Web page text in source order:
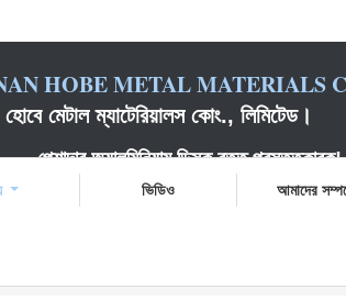
HOBE METAL MATERIALS
হোবে মেটাল ম্যাটেরিয়ালস কোং., লিমিটেড।
অ্যালুমিনিয়াম ডিস্ক বৃত্ত প্রস্তুতকারক!
ভিডিও আমাদের